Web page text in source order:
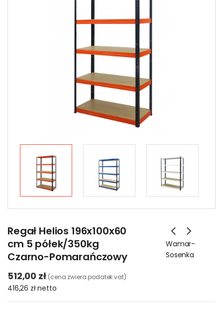
Regał Helios 196x100x60
cm 5 półek/350kg
Czarno-Pomarańczowy
Wamar-
Sosenka
512,00 zł (cena zwiera podatek vat)
416,26 złnetto